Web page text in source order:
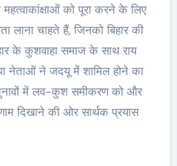
को पूरा करने के लिए
लाना चाहते हैं, जिनको बिहार की
के कुशवाहा समाज के साथ राय
नेताओं ने जदयू में शामिल होने का
में लव-कुश समीकरण को और
दिखाने की ओर सार्थक प्रयास